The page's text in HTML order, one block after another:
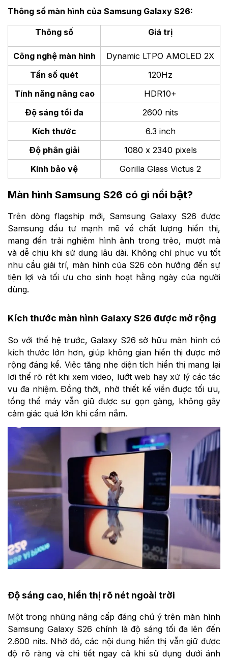
Thông số màn hình của Samsung Galaxy S26:
Thông số Giá trị
Công nghệ màn hình
Dynamic LTPO AMOLED 2X
Tần số quét
120Hz
Tính năng nâng cao
HDR10+
Độ sáng tối đa
2600 nits
Kích thước
6.3 inch
Độ phân giải
1080 x 2340 pixels
Kính bảo vệ
Gorilla Glass Victus 2
Màn hình Samsung S26 có gì nổi bật?
Trên dòng flagship mới, Samsung Galaxy S26 được
Samsung đầu tư mạnh mẽ về chất lượng hiển thị,
mang đến trải nghiệm hình ảnh trong trẻo, mượt mà
và dễ chịu khi sử dụng lâu dài. Không chỉ phục vụ tốt
nhu cầu giải trí, màn hình của S26 còn hướng đến sự
tiện lợi và tối ưu cho sinh hoạt hằng ngày của người
dùng.
Kích thước màn hình Galaxy S26 được mở rộng
So với thế hệ trước, Galaxy S26 sở hữu màn hình có
kích thước lớn hơn, giúp không gian hiển thị được mở
rộng đáng kể. Việc tăng nhẹ diện tích hiển thị mang lại
lợi thế rõ rệt khi xem video, lướt web hay xử lý các tác
vụ đa nhiệm. Đồng thời, nhờ thiết kế viền được tối ưu,
tổng thể máy vẫn giữ được sự gọn gàng, không gây
cảm giác quá lớn khi cầm nắm.
Độ sáng cao, hiển thị rõ nét ngoài trời
Một trong những nâng cấp đáng chú ý trên màn hình
Samsung Galaxy S26 chính là độ sáng tối đa lên đến
2.600 nits. Nhờ đó, các nội dung hiển thị vẫn giữ được
độ rõ ràng và chi tiết ngay cả khi sử dụng dưới ánh